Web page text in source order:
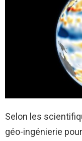
Selon les
géo-ingénierie